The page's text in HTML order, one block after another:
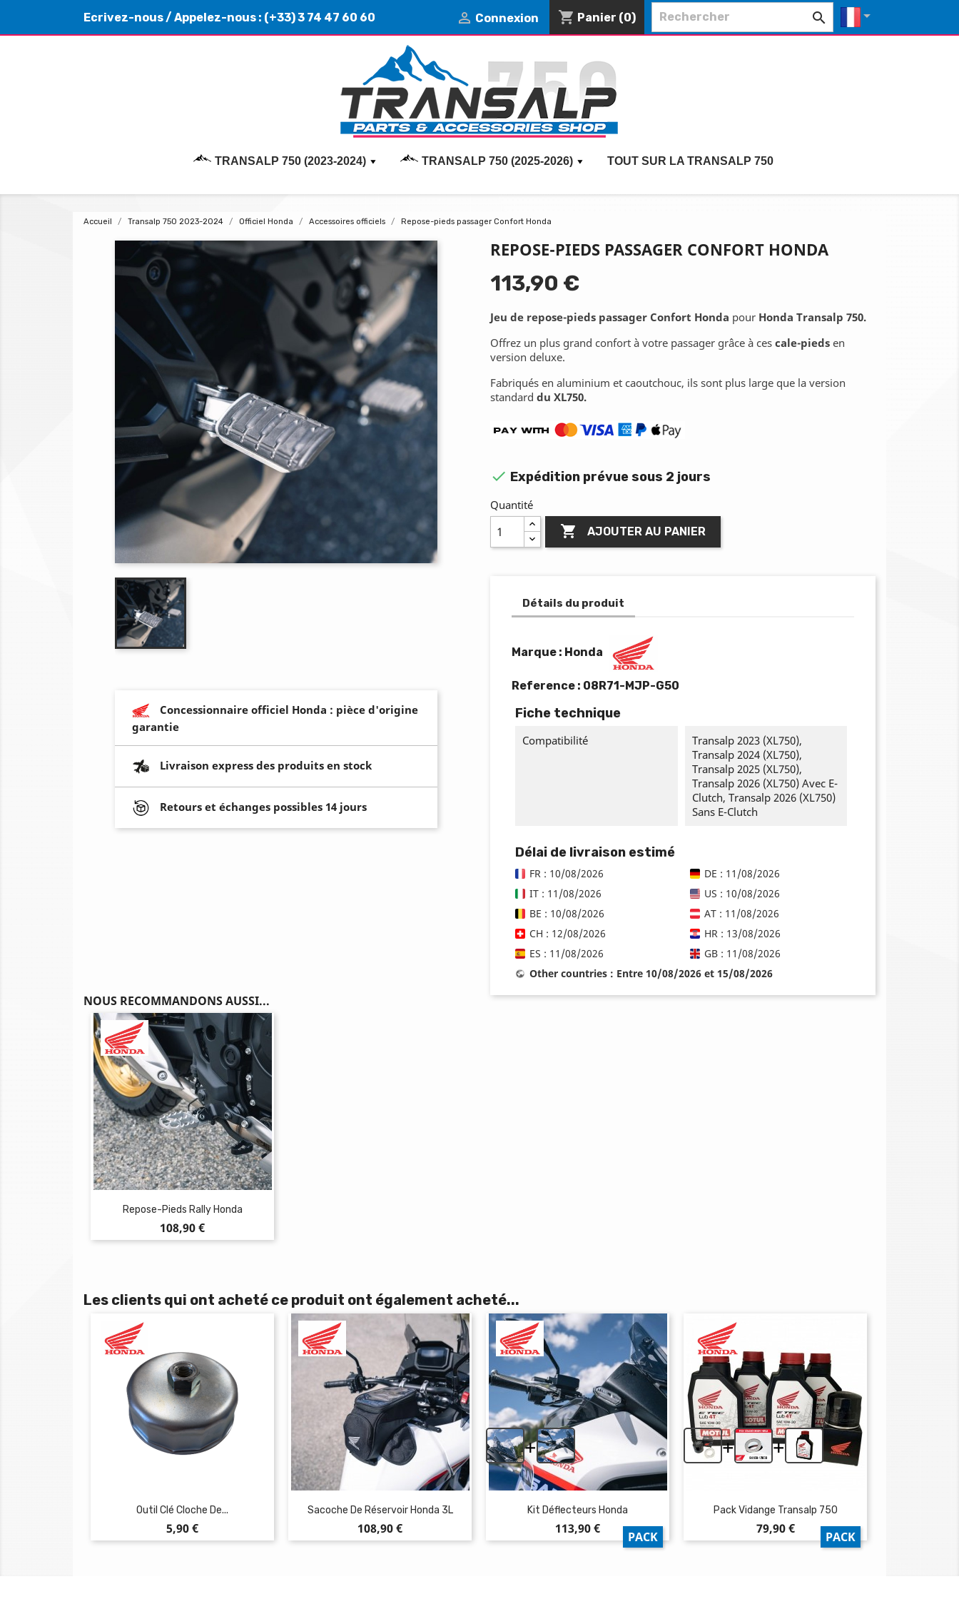
Ecrivez-nous/ Appelez-nous : (+33) 3 74 47 60 60  Connexion shopping_cart Panier (0)  
TRANSALP 750 (2023-2024) TRANSALP 750 (2025-2026) TOUT SUR LA TRANSALP 750
Accueil Transalp 750 2023-2024 Officiel Honda Accessoires officiels Repose-pieds passager Confort Honda
Concessionnaire officiel Honda : pièce d'origine
garantie
Livraison express des produits en stock
Retours et échanges possibles 14 jours
REPOSE-PIEDS PASSAGER CONFORT HONDA
113,90 €
Jeu de repose-pieds passager Confort Honda pour Honda Transalp 750.
Offrez un plus grand confort à votre passager grâce à ces cale-pieds en
version deluxe.
Fabriqués en aluminium et caoutchouc, ils sont plus large que la version
standard du XL750.
 Expédition prévue sous 2 jours
Quantité
 AJOUTER AU PANIER
Détails du produit
Marque : Honda
Reference : 08R71-MJP-G50
Fiche technique
Compatibilité
Transalp 2023 (XL750),
Transalp 2024 (XL750),
Transalp 2025 (XL750),
Transalp 2026 (XL750) Avec E-
Clutch, Transalp 2026 (XL750)
Sans E-Clutch
Délai de livraison estimé
FR : 10/08/2026
DE : 11/08/2026
IT : 11/08/2026
US : 10/08/2026
BE : 10/08/2026
AT : 11/08/2026
CH : 12/08/2026
HR : 13/08/2026
ES : 11/08/2026
GB : 11/08/2026
Other countries : Entre 10/08/2026 et 15/08/2026
NOUS RECOMMANDONS AUSSI...
Repose-Pieds Rally Honda
Prix
108,90 €
Les clients qui ont acheté ce produit ont également acheté...
Outil Clé Cloche De...
Prix
5,90 €
Sacoche De Réservoir Honda 3L
Prix
108,90 €
+
Kit Déflecteurs Honda
Prix
113,90 €
PACK
+ +
Pack Vidange Transalp 750
Prix
79,90 €
PACK